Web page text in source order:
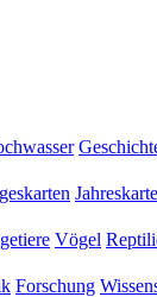
Vögel
Forschung